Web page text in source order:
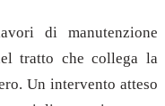
di manutenzione
tratto che collega la
Un intervento atteso